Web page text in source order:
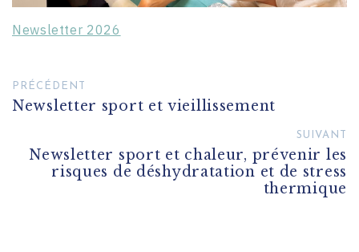
Newsletter 2026
PRÉCÉDENT
Newsletter sport et vieillissement
SUIVANT
Newsletter sport et chaleur, prévenir les
risques de déshydratation et de stress
thermique